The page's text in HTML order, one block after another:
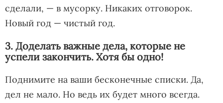
сделали, — в мусорку. Никаких отговорок.
Новый год — чистый год.
3. Доделать важные дела, которые не
успели закончить. Хотя бы одно!
Поднимите на ваши бесконечные списки. Да,
дел не мало. Но ведь их будет много всегда.